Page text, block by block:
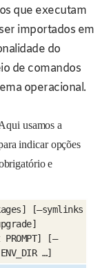
que executam
importados em
do
de comandos
operacional.
usamos a
indicar opções
e
[–symlinks
[–
…]